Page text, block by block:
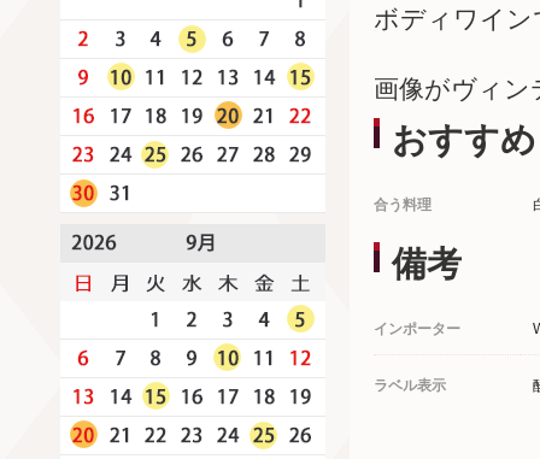
ボディワイン
画像がヴィン
おすすめ
合う料理
備考
インポーター
ラベル表示